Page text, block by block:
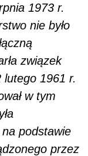
1973 r.
nie było
związek
1961 r.
w tym
podstawie
przez